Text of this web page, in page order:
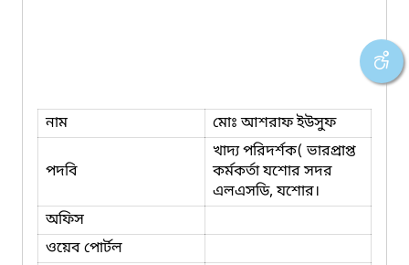
নাম মোঃ আশরাফ ইউসুফ
পদবি
খাদ্য পরিদর্শক( ভারপ্রাপ্ত
কর্মকর্তা যশোর সদর
এলএসডি, যশোর।
অফিস
ওয়েব পোর্টল